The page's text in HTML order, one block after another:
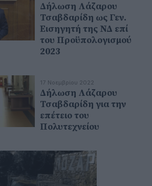
Δήλωση Λάζαρου
Τσαβδαρίδη ως Γεν.
Εισηγητή της ΝΔ επί
του Προϋπολογισμού
2023
17 Νοεμβρίου 2022
Δήλωση Λάζαρου
Τσαβδαρίδη για την
επέτειο του
Πολυτεχνείου